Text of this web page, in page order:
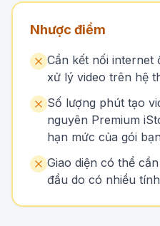
Nhược điểm
Cần kết nối internet
xử lý video trên hệ
Số lượng phút tạo
nguyên Premium
hạn mức của gói
Giao diện có thể
đầu do có nhiều